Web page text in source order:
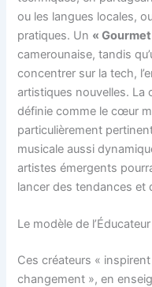
ou les langues locales,
pratiques. Un «
camerounaise, tandis
concentrer sur la tech,
artistiques nouvelles. La
définie comme le cœur
particulièrement
musicale aussi
artistes émergents
lancer des tendances et
Le modèle de l’Éducateur
Ces créateurs «
changement », en